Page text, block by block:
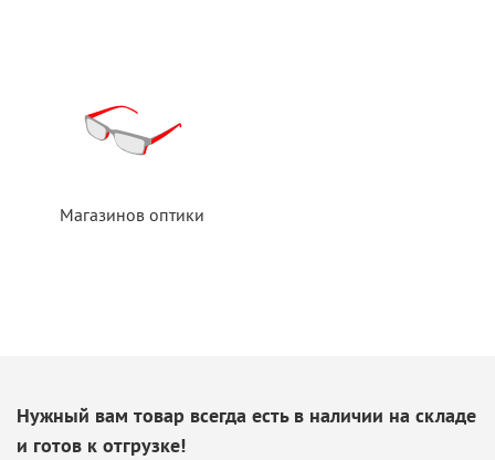
Магазинов оптики
Нужный вам товар всегда есть в наличии на складе
и готов к отгрузке!